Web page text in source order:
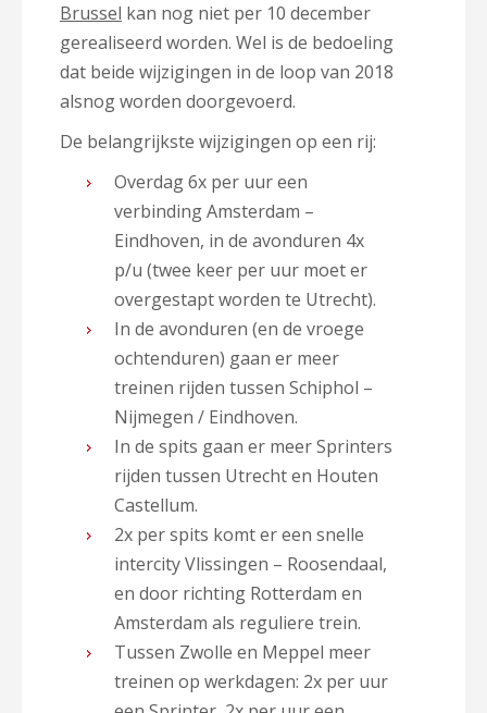
Brussel kan nog niet per 10 december
gerealiseerd worden. Wel is de bedoeling
dat beide wijzigingen in de loop van 2018
alsnog worden doorgevoerd.
De belangrijkste wijzigingen op een rij:
Overdag 6x per uur een
verbinding Amsterdam –
Eindhoven, in de avonduren 4x
p/u (twee keer per uur moet er
overgestapt worden te Utrecht).
In de avonduren (en de vroege
ochtenduren) gaan er meer
treinen rijden tussen Schiphol –
Nijmegen / Eindhoven.
In de spits gaan er meer Sprinters
rijden tussen Utrecht en Houten
Castellum.
2x per spits komt er een snelle
intercity Vlissingen – Roosendaal,
en door richting Rotterdam en
Amsterdam als reguliere trein.
Tussen Zwolle en Meppel meer
treinen op werkdagen: 2x per uur